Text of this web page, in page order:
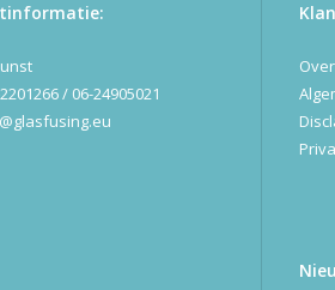
/ 06-24905021